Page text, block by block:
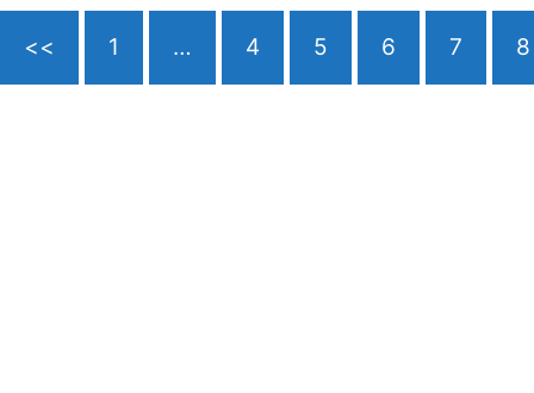
<< 1 … 4 5 6 7 8